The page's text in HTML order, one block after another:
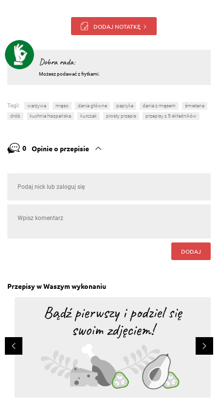
DODAJ NOTATKĘ
Dobra rada:
Możesz podawać z frytkami.
Tagi: warzywa mięso dania główne papryka dania z mięsem
śmietana
drób
kuchnia hiszpańska kurczak prosty przepis przepisy z 5 składników
0 Opinie o przepisie
DODAJ
Przepisy w Waszym wykonaniu